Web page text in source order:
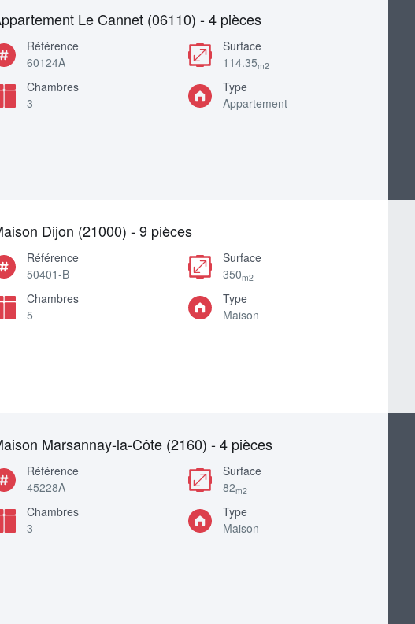
Le Cannet (06110) - 4 pièces
Référence
60124A
Surface
114.35m2
Chambres
3
Type
Appartement
Dijon (21000) - 9 pièces
Référence
50401-B
Surface
350m2
Chambres
5
Type
Maison
Marsannay-la-Côte (2160) - 4 pièces
Référence
45228A
Surface
82m2
Chambres
3
Type
Maison